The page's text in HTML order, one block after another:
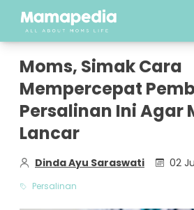
Moms, Simak Cara
Mempercepat
Persalinan Ini Agar
Lancar
Dinda Ayu Saraswati 02
Persalinan